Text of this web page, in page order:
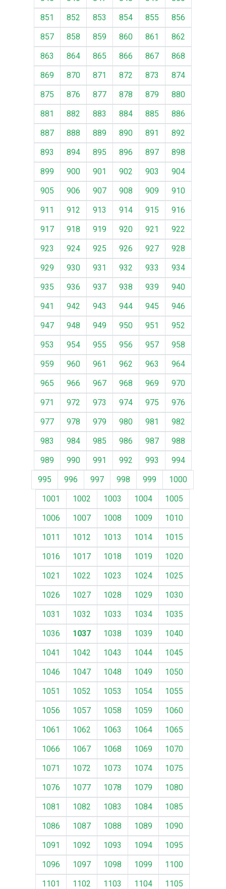
851
852 853 854 855
856
857
858 859 860 861
862
863
864 865 866 867
868
869
870 871 872 873
874
875
876 877 878 879
880
881
882 883 884 885
886
887
888 889 890 891
892
893
894 895 896 897
898
899
900 901 902 903
904
905
906 907 908 909
910
911
912 913 914 915
916
917
918 919 920 921
922
923
924 925 926 927
928
929
930 931 932 933
934
935
936 937 938 939
940
941
942 943 944 945
946
947
948 949 950 951
952
953
954 955 956 957
958
959
960 961 962 963
964
965
966 967 968 969
970
971
972 973 974 975
976
977
978 979 980 981
982
983
984 985 986 987
988
989
990 991 992 993
994
995
996 997 998 999
1000
1001
1002 1003 1004
1005
1006
1007 1008 1009
1010
1011
1012 1013 1014
1015
1016
1017 1018 1019
1020
1021
1022 1023 1024
1025
1026
1027 1028 1029
1030
1031
1032 1033 1034
1035
1036
1037 1038 1039
1040
1041
1042 1043 1044
1045
1046
1047 1048 1049
1050
1051
1052 1053 1054
1055
1056
1057 1058 1059
1060
1061
1062 1063 1064
1065
1066
1067 1068 1069
1070
1071
1072 1073 1074
1075
1076
1077 1078 1079
1080
1081
1082 1083 1084
1085
1086
1087 1088 1089
1090
1091
1092 1093 1094
1095
1096
1097 1098 1099
1100
1101
1102 1103 1104
1105